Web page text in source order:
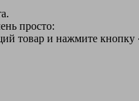
просто:
товар и нажмите кнопку